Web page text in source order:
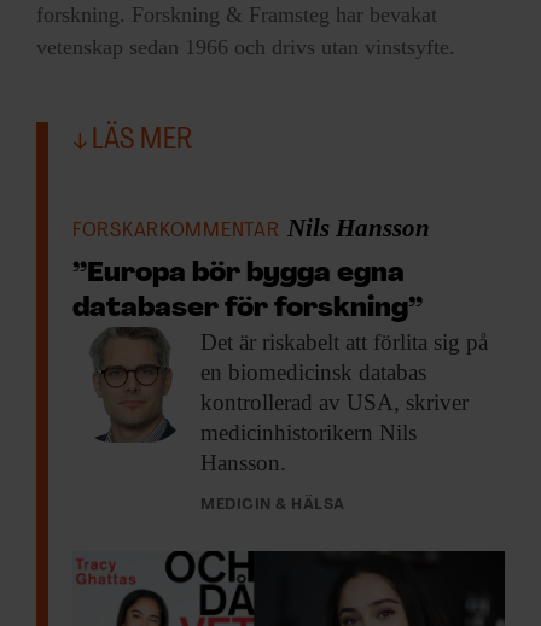
forskning. Forskning & Framsteg har bevakat
vetenskap sedan 1966 och drivs utan vinstsyfte.
LÄS MER
FORSKARKOMMENTAR Nils Hansson
”Europa bör bygga egna
databaser för forskning”
Det är riskabelt att förlita sig på
en biomedicinsk databas
kontrollerad av USA, skriver
medicinhistorikern Nils
Hansson.
MEDICIN & HÄLSA